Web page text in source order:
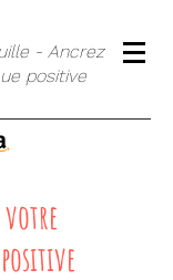
- Ancrez
positive